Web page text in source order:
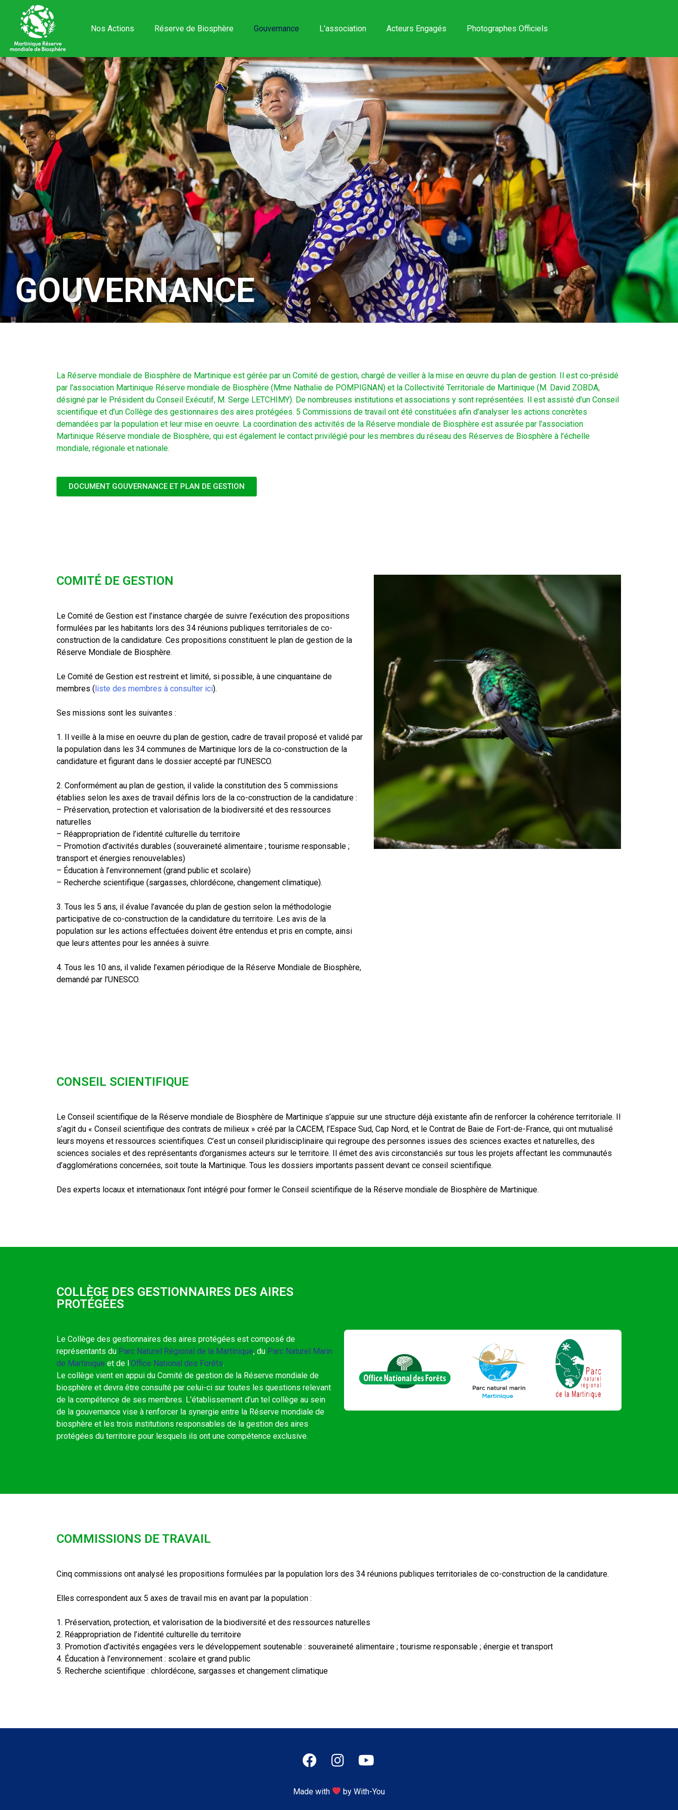
Nos Actions Réserve de Biosphère Gouvernance L’association Acteurs Engagés Photographes Officiels
GOUVERNANCE
La Réserve mondiale de Biosphère de Martinique est gérée par un Comité de gestion, chargé de veiller à la mise en œuvre du plan de gestion. Il est co-présidé
par l’association Martinique Réserve mondiale de Biosphère (Mme Nathalie de POMPIGNAN) et la Collectivité Territoriale de Martinique (M. David ZOBDA,
désigné par le Président du Conseil Exécutif, M. Serge LETCHIMY). De nombreuses institutions et associations y sont représentées. Il est assisté d’un Conseil
scientifique et d’un Collège des gestionnaires des aires protégées. 5 Commissions de travail ont été constituées afin d’analyser les actions concrètes
demandées par la population et leur mise en oeuvre. La coordination des activités de la Réserve mondiale de Biosphère est assurée par l’association
Martinique Réserve mondiale de Biosphère, qui est également le contact privilégié pour les membres du réseau des Réserves de Biosphère à l’échelle
mondiale, régionale et nationale.
DOCUMENT GOUVERNANCE ET PLAN DE GESTION
COMITÉ DE GESTION
Le Comité de Gestion est l’instance chargée de suivre l’exécution des propositions
formulées par les habitants lors des 34 réunions publiques territoriales de co-
construction de la candidature. Ces propositions constituent le plan de gestion de la
Réserve Mondiale de Biosphère.
Le Comité de Gestion est restreint et limité, si possible, à une cinquantaine de
membres (liste des membres à consulter ici).
Ses missions sont les suivantes :
1. Il veille à la mise en oeuvre du plan de gestion, cadre de travail proposé et validé par
la population dans les 34 communes de Martinique lors de la co-construction de la
candidature et figurant dans le dossier accepté par l’UNESCO.
2. Conformément au plan de gestion, il valide la constitution des 5 commissions
établies selon les axes de travail définis lors de la co-construction de la candidature :
– Préservation, protection et valorisation de la biodiversité et des ressources
naturelles
– Réappropriation de l’identité culturelle du territoire
– Promotion d’activités durables (souveraineté alimentaire ; tourisme responsable ;
transport et énergies renouvelables)
– Éducation à l’environnement (grand public et scolaire)
– Recherche scientifique (sargasses, chlordécone, changement climatique).
3. Tous les 5 ans, il évalue l’avancée du plan de gestion selon la méthodologie
participative de co-construction de la candidature du territoire. Les avis de la
population sur les actions effectuées doivent être entendus et pris en compte, ainsi
que leurs attentes pour les années à suivre.
4. Tous les 10 ans, il valide l’examen périodique de la Réserve Mondiale de Biosphère,
demandé par l’UNESCO.
CONSEIL SCIENTIFIQUE
Le Conseil scientifique de la Réserve mondiale de Biosphère de Martinique s’appuie sur une structure déjà existante afin de renforcer la cohérence territoriale. Il
s’agit du « Conseil scientifique des contrats de milieux » créé par la CACEM, l’Espace Sud, Cap Nord, et le Contrat de Baie de Fort-de-France, qui ont mutualisé
leurs moyens et ressources scientifiques. C’est un conseil pluridisciplinaire qui regroupe des personnes issues des sciences exactes et naturelles, des
sciences sociales et des représentants d’organismes acteurs sur le territoire. Il émet des avis circonstanciés sur tous les projets affectant les communautés
d’agglomérations concernées, soit toute la Martinique. Tous les dossiers importants passent devant ce conseil scientifique.
Des experts locaux et internationaux l’ont intégré pour former le Conseil scientifique de la Réserve mondiale de Biosphère de Martinique.
COLLÈGE DES GESTIONNAIRES DES AIRES
PROTÉGÉES
Le Collège des gestionnaires des aires protégées est composé de
représentants du Parc Naturel Régional de la Martinique, du Parc Naturel Marin
de Martinique et de l ’Office National des Forêts.
Le collège vient en appui du Comité de gestion de la Réserve mondiale de
biosphère et devra être consulté par celui-ci sur toutes les questions relevant
de la compétence de ses membres. L’établissement d’un tel collège au sein
de la gouvernance vise à renforcer la synergie entre la Réserve mondiale de
biosphère et les trois institutions responsables de la gestion des aires
protégées du territoire pour lesquels ils ont une compétence exclusive.
COMMISSIONS DE TRAVAIL
Cinq commissions ont analysé les propositions formulées par la population lors des 34 réunions publiques territoriales de co-construction de la candidature.
Elles correspondent aux 5 axes de travail mis en avant par la population :
1. Préservation, protection, et valorisation de la biodiversité et des ressources naturelles
2. Réappropriation de l’identité culturelle du territoire
3. Promotion d’activités engagées vers le développement soutenable : souveraineté alimentaire ; tourisme responsable ; énergie et transport
4. Éducation à l’environnement : scolaire et grand public
5. Recherche scientifique : chlordécone, sargasses et changement climatique
Made with by With-You